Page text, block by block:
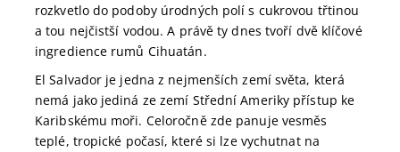
rozkvetlo do podoby úrodných polí s cukrovou třtinou
a tou nejčistší vodou. A právě ty dnes tvoří dvě klíčové
ingredience rumů Cihuatán.
El Salvador je jedna z nejmenších zemí světa, která
nemá jako jediná ze zemí Střední Ameriky přístup ke
Karibskému moři. Celoročně zde panuje vesměs
teplé, tropické počasí, které si lze vychutnat na